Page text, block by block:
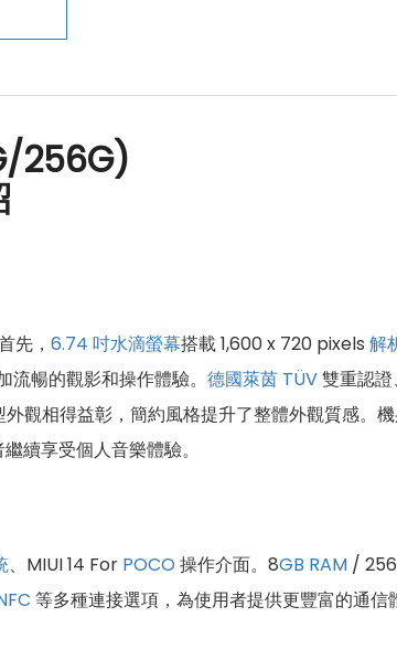
256G)
先， 6.74 吋水滴螢幕搭載 1,600 x 720 pixels 解
流暢的觀影和操作體驗。 德國萊茵 TÜV雙重認
觀相得益彰，簡約風格提升了整體外觀質感。
續享受個人音樂體驗。
、MIUI 14 For POCO 操作介面。8GB RAM / 256
等多種連接選項，為使用者提供更豐富的通信